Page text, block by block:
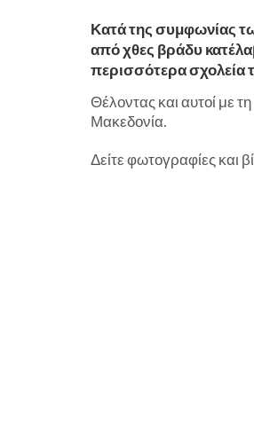
Κατά της συμφωνίας
από χθες βράδυ
περισσότερα σχολεία
Θέλοντας και αυτοί με
Μακεδονία.
Δείτε φωτογραφίες και